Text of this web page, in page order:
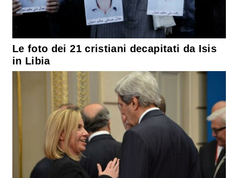
Le foto dei 21 cristiani decapitati da Isis
in Libia